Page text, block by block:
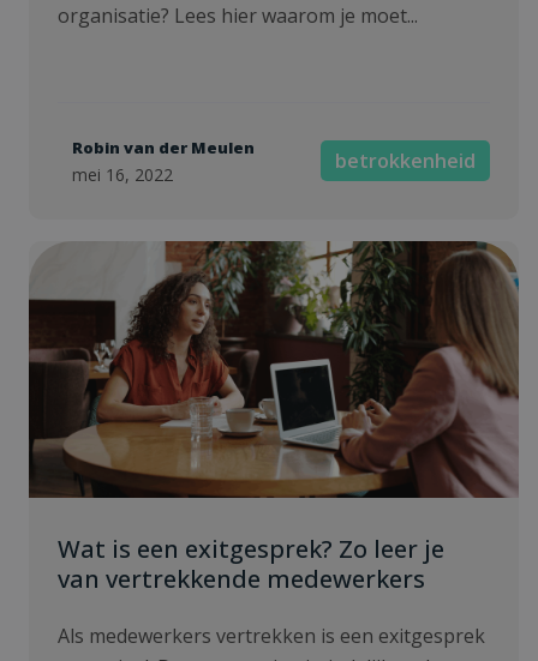
organisatie? Lees hier waarom je moet...
Robin van der Meulen
mei 16, 2022
betrokkenheid
Wat is een exitgesprek? Zo leer je
van vertrekkende medewerkers
Als medewerkers vertrekken is een exitgesprek